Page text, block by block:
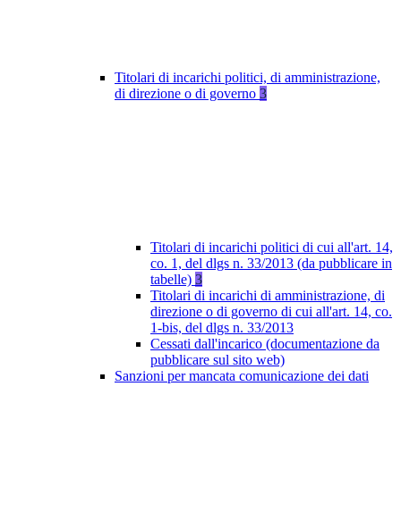
Titolari di incarichi politici, di amministrazione,
di direzione o di governo 3
Titolari di incarichi politici di cui all'art. 14,
co. 1, del dlgs n. 33/2013 (da pubblicare in
tabelle) 3
Titolari di incarichi di amministrazione, di
direzione o di governo di cui all'art. 14, co.
1-bis, del dlgs n. 33/2013
Cessati dall'incarico (documentazione da
pubblicare sul sito web)
Sanzioni per mancata comunicazione dei dati